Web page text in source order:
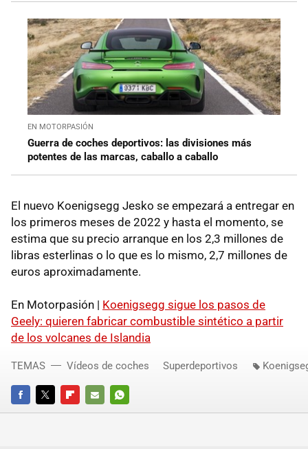
EN MOTORPASIÓN
Guerra de coches deportivos: las divisiones más
potentes de las marcas, caballo a caballo
El nuevo Koenigsegg Jesko se empezará a entregar en
los primeros meses de 2022 y hasta el momento, se
estima que su precio arranque en los 2,3 millones de
libras esterlinas o lo que es lo mismo, 2,7 millones de
euros aproximadamente.
En Motorpasión | Koenigsegg sigue los pasos de
Geely: quieren fabricar combustible sintético a partir
de los volcanes de Islandia
FACEBOOKTWITTERFLIPBOARD
E-
WHATSAPP
TEMAS Vídeos de coches Superdeportivos